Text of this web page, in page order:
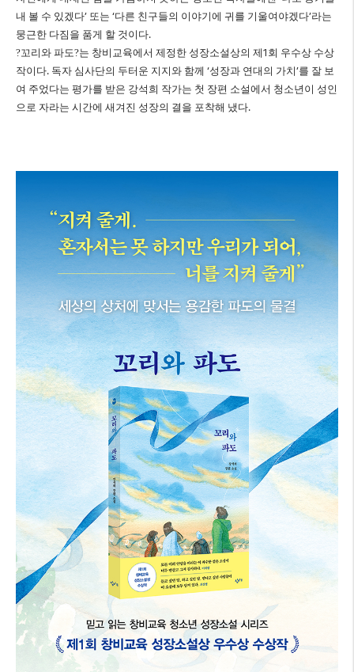
내 볼 수 있겠다’ 또는 ‘다른 친구들의 이야기에 귀를 기울여야겠다’라는
뭉근한 다짐을 품게 할 것이다.
?꼬리와 파도?는 창비교육에서 제정한 성장소설상의 제1 회 우수상 수상
작이다. 독자 심사단의 두터운 지지와 함께 ‘성장과 연대의 가치’를 잘 보
여 주었다는 평가를 받은 강석희 작가는 첫 장편 소설에서 청소년이 성인
으로 자라는 시간에 새겨진 성장의 결을 포착해 냈다.